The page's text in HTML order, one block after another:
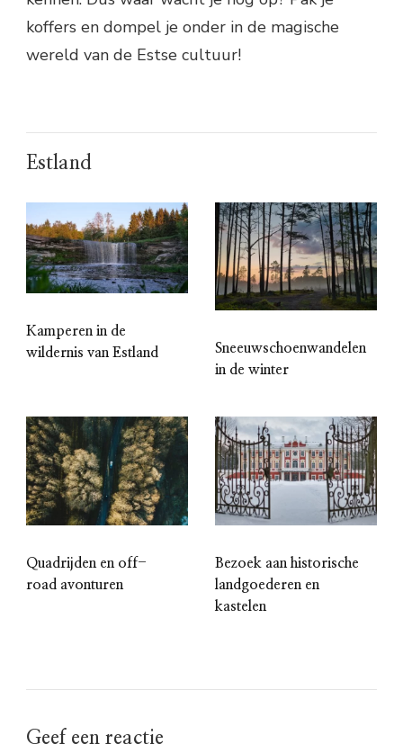
koffers en dompel je onder in de magische
wereld van de Estse cultuur!
Estland
Kamperen in de
wildernis van Estland
Sneeuwschoenwandelen
in de winter
Quadrijden en off-
road avonturen
Bezoek aan historische
landgoederen en
kastelen
Geef een reactie